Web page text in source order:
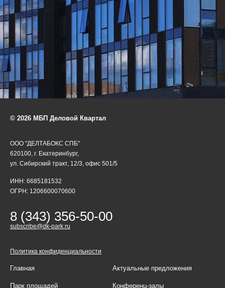
© 2026 МБП Деловой Квартал
ООО "ДЕЛТАБОКС СПБ"
620100, г. Екатеринбург,
ул. Сибирский тракт, 12/3, офис 501/5
ИНН: 6685181532
ОГРН: 1206600070600
8 (343) 356-50-00
subscribe@dk-park.ru
Политика конфиденциальности
Главная Актуальные предложения
Парк площадей Конференц-залы